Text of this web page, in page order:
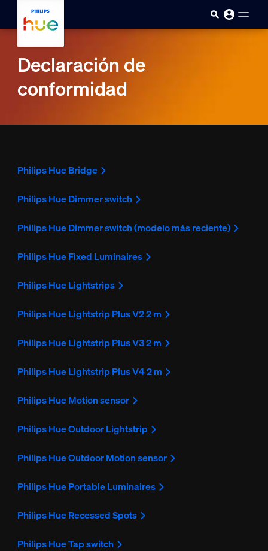
Saltar al contenido principal
Declaración de
conformidad
Philips Hue Bridge
Philips Hue Dimmer switch
Philips Hue Dimmer switch (modelo más reciente)
Philips Hue Fixed Luminaires
Philips Hue Lightstrips
Philips Hue Lightstrip Plus V2 2 m
Philips Hue Lightstrip Plus V3 2 m
Philips Hue Lightstrip Plus V4 2 m
Philips Hue Motion sensor
Philips Hue Outdoor Lightstrip
Philips Hue Outdoor Motion sensor
Philips Hue Portable Luminaires
Philips Hue Recessed Spots
Philips Hue Tap switch